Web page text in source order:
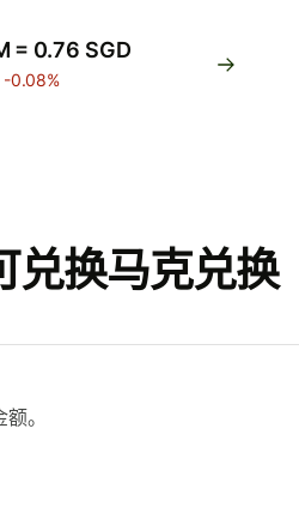
= 0.76 SGD
-0.08%
兑换马克兑换
。